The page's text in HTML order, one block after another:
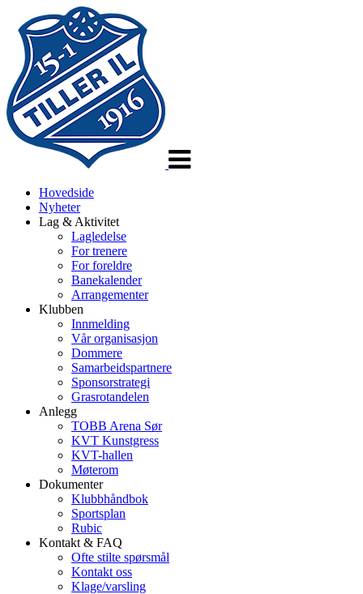
Hovedside
Nyheter
Lag & Aktivitet
Lagledelse
For trenere
For foreldre
Banekalender
Arrangementer
Klubben
Innmelding
Vår organisasjon
Dommere
Samarbeidspartnere
Sponsorstrategi
Grasrotandelen
Anlegg
TOBB Arena Sør
KVT Kunstgress
KVT-hallen
Møterom
Dokumenter
Klubbhåndbok
Sportsplan
Rubic
Kontakt & FAQ
Ofte stilte spørsmål
Kontakt oss
Klage/varsling